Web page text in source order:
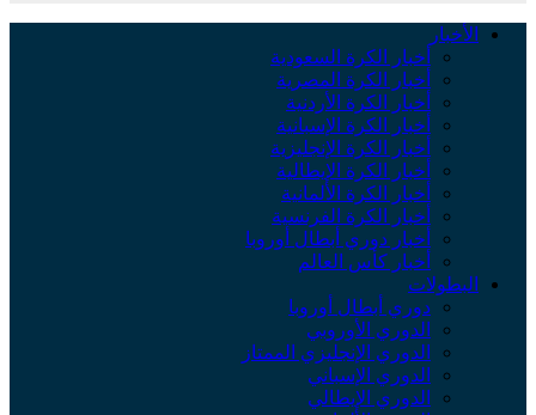
الأخبار
أخبار الكرة السعودية
أخبار الكرة المصرية
أخبار الكرة الأردنية
أخبار الكرة الإسبانية
أخبار الكرة الإنجليزية
أخبار الكرة الإيطالية
أخبار الكرة الألمانية
أخبار الكرة الفرنسية
أخبار دوري أبطال أوروبا
أخبار كأس العالم
البطولات
دوري أبطال أوروبا
الدوري الأوروبي
الدوري الإنجليزي الممتاز
الدوري الإسباني
الدوري الإيطالي